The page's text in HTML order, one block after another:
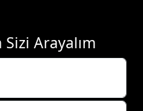
Sizi Arayalım